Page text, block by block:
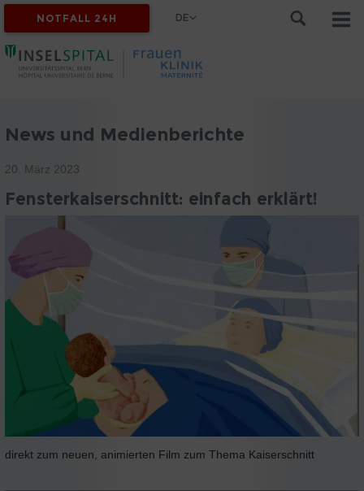
NOTFALL 24H DE
News und Medienberichte
20. März 2023
Fensterkaiserschnitt: einfach erklärt!
direkt zum neuen, animierten Film zum Thema Kaiserschnitt